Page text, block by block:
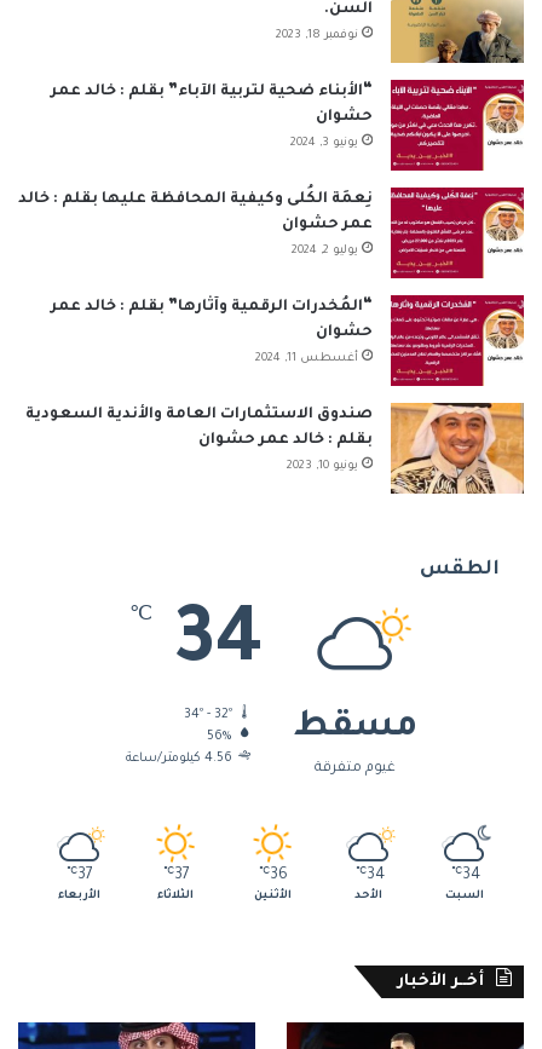
و
ك
د
ن
S
السن.
نوفمبر 18, 2023
“الأبناء ضحية لتربية الآباء” بقلم : خالد عمر
حشوان
يونيو 3, 2024
نِعمَة الكُلى وكيفية المحافظة عليها بقلم : خالد
عمر حشوان
يوليو 2, 2024
“المُخدرات الرقمية وآثارها” بقلم : خالد عمر
حشوان
أغسطس 11, 2024
صندوق الاستثمارات العامة والأندية السعودية
بقلم : خالد عمر حشوان
يونيو 10, 2023
الطقس
مسقط
غيوم متفرقة
34
℃
34º - 32º
56%
4.56 كيلومتر/ساعة
34
℃
السبت
34
℃
الأحد
36
℃
الأثنين
37
℃
الثلاثاء
37
℃
الأربعاء
أخــر الأخبار